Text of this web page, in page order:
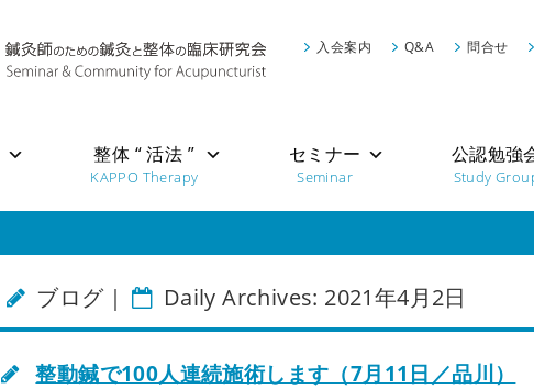
問合せ
Q&A
入会案内
整体 “ 活法 ”
KAPPO Therapy
セミナー
Seminar
公認勉強
Study
ブログ｜ Daily Archives: 2021年4月2日
整動鍼で100人連続施術します（7月11日／品川）